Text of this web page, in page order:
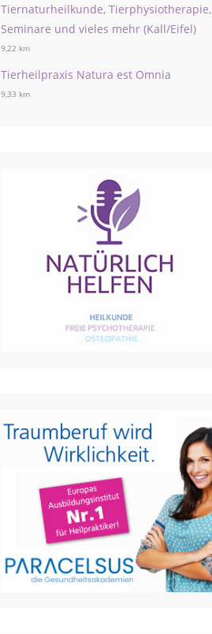
Tiernaturheilkunde, Tierphysiotherapie,
Seminare und vieles mehr (Kall/Eifel)
9,22 km
Tierheilpraxis Natura est Omnia
9,33 km